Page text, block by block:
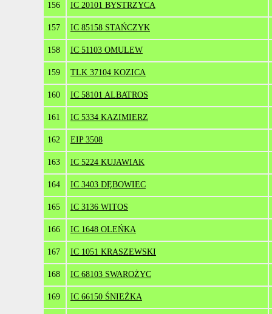
156 IC 20101 BYSTRZYCA
157 IC 85158 STAŃCZYK
158 IC 51103 OMULEW
159 TLK 37104 KOZICA
160 IC 58101 ALBATROS
161 IC 5334 KAZIMIERZ
162 EIP 3508
163 IC 5224 KUJAWIAK
164 IC 3403 DĘBOWIEC
165 IC 3136 WITOS
166 IC 1648 OLEŃKA
167 IC 1051 KRASZEWSKI
168 IC 68103 SWAROŻYC
169 IC 66150 ŚNIEŻKA